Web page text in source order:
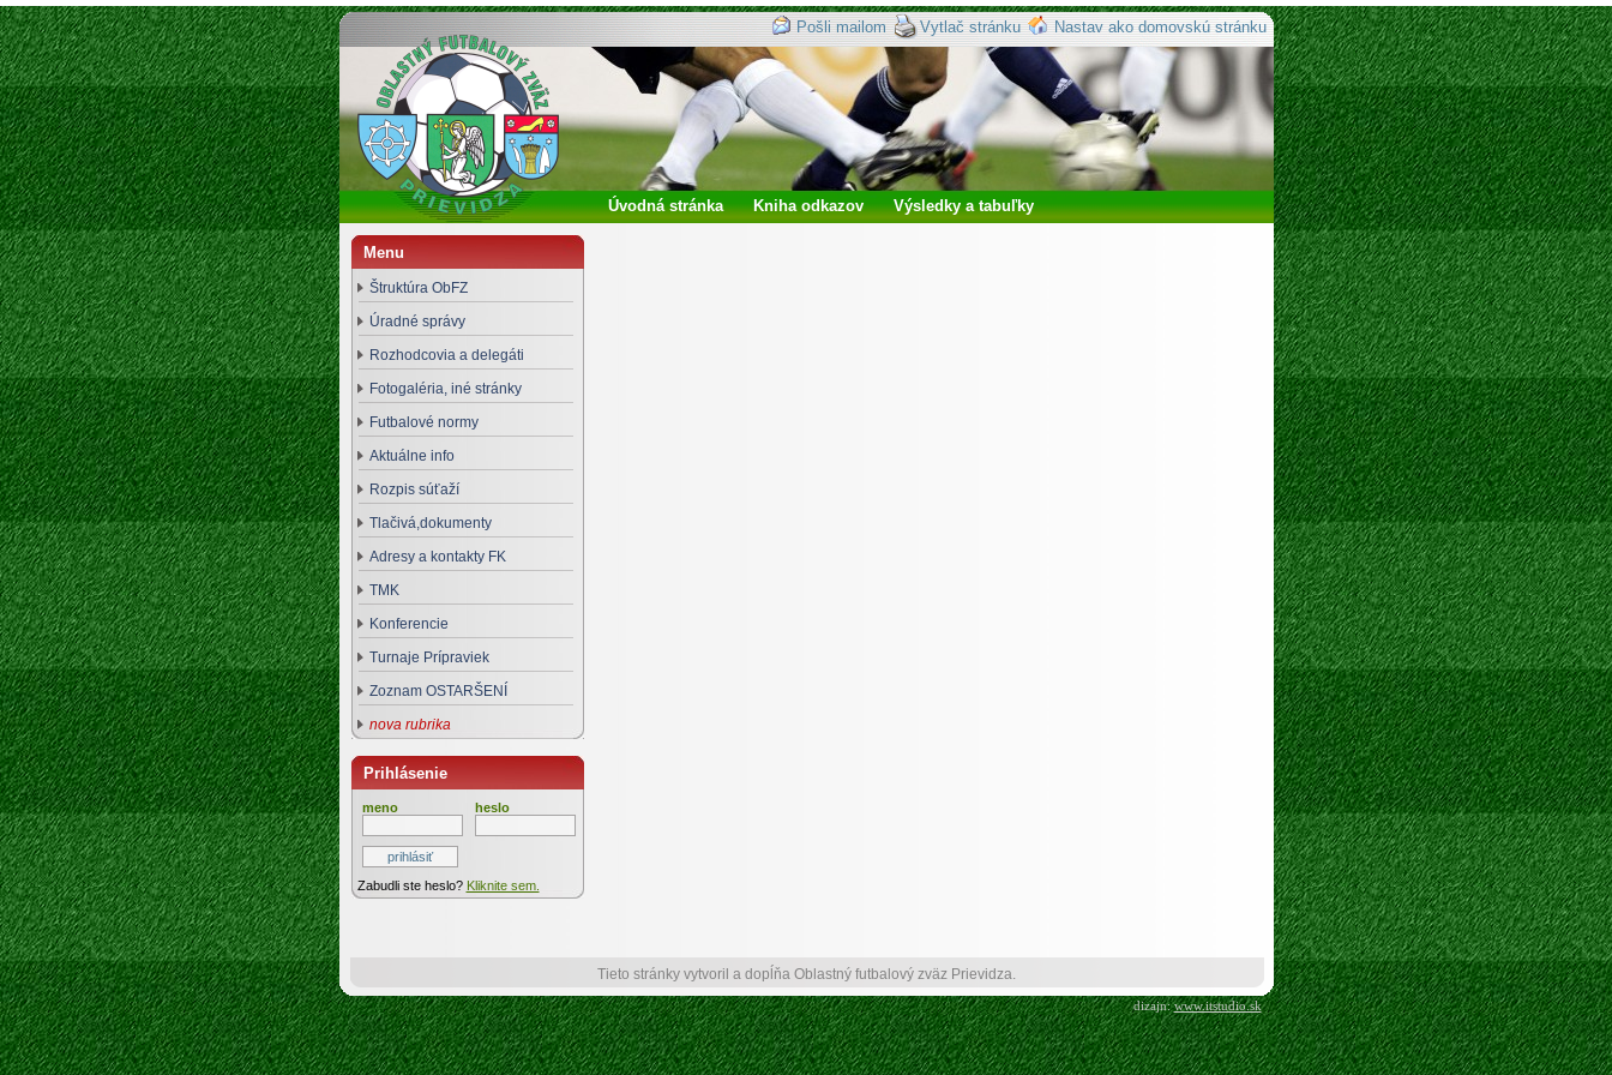
Pošli mailom Vytlač stránku Nastav ako domovskú stránku
Oblastný futbalový zväz Prievidza
Úvodná stránka Kniha odkazov Výsledky a tabuľky
Menu
Štruktúra ObFZ
Úradné správy
Rozhodcovia a delegáti
Fotogaléria, iné stránky
Futbalové normy
Aktuálne info
Rozpis súťaží
Tlačivá,dokumenty
Adresy a kontakty FK
TMK
Konferencie
Turnaje Prípraviek
Zoznam OSTARŠENÍ
nova rubrika
Prihlásenie
meno heslo
Zabudli ste heslo? Kliknite sem.
Tieto stránky vytvoril a dopĺňa Oblastný futbalový zväz Prievidza.
dizajn:www.itstudio.sk